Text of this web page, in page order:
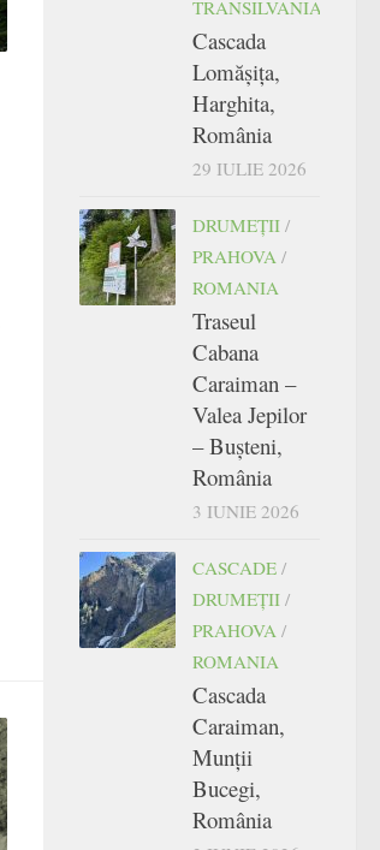
TRANSILVANIA
Cascada
Lomășița,
Harghita,
România
29 IULIE 2026
DRUMEŢII /
PRAHOVA /
ROMANIA
Traseul
Cabana
Caraiman –
Valea Jepilor
– Bușteni,
România
3 IUNIE 2026
CASCADE /
DRUMEŢII /
PRAHOVA /
ROMANIA
Cascada
Caraiman,
Munții
Bucegi,
România